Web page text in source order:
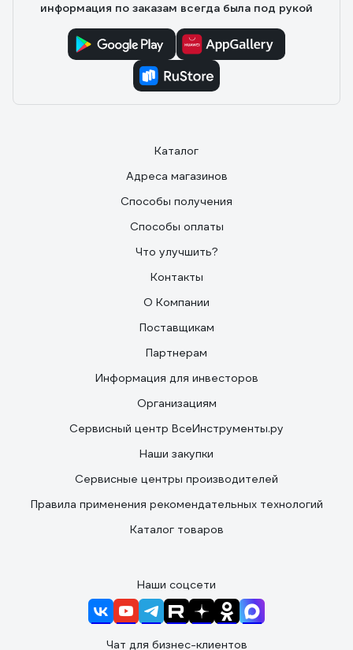
информация по заказам всегда была под рукой
Каталог
Адреса магазинов
Способы получения
Способы оплаты
Что улучшить?
Контакты
О Компании
Поставщикам
Партнерам
Информация для инвесторов
Организациям
Сервисный центр ВсеИнструменты.ру
Наши закупки
Сервисные центры производителей
Правила применения рекомендательных технологий
Каталог товаров
Наши соцсети
Чат для бизнес-клиентов